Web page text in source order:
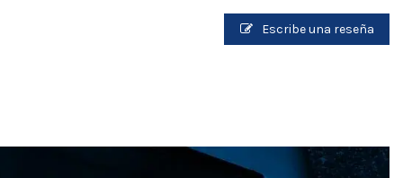
Escribe una reseña